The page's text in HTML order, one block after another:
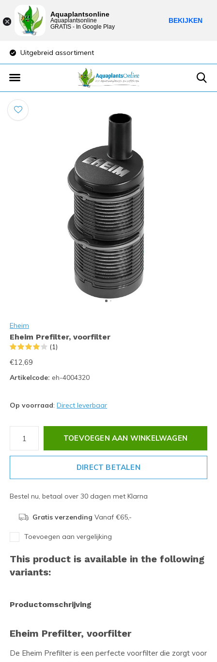
Uitgebreid assortiment
Eheim
Eheim Prefilter, voorfilter
(1)
€12,69
Artikelcode: eh-4004320
Op voorraad: Direct leverbaar
TOEVOEGEN AAN WINKELWAGEN
DIRECT BETALEN
Bestel nu, betaal over 30 dagen met Klarna
Gratis verzending Vanaf €65,-
Toevoegen aan vergelijking
This product is available in the following
variants:
Productomschrijving
Eheim Prefilter, voorfilter
De Eheim Prefilter is een perfecte voorfilter die zorgt voor
Aquaplantsonline
Aquaplantsonline
GRATIS - In Google Play
BEKIJKEN